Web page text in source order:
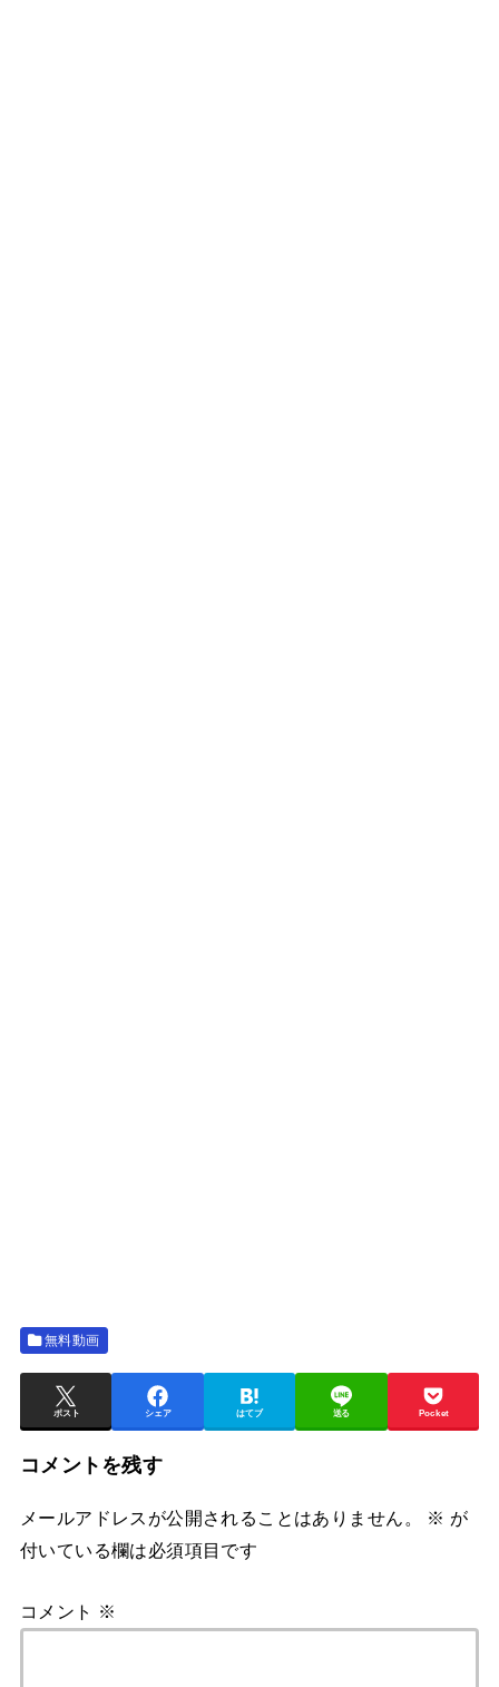
無料動画
ポスト シェア はてブ 送る Pocket
コメントを残す
メールアドレスが公開されることはありません。 ※ が
付いている欄は必須項目です
コメント ※